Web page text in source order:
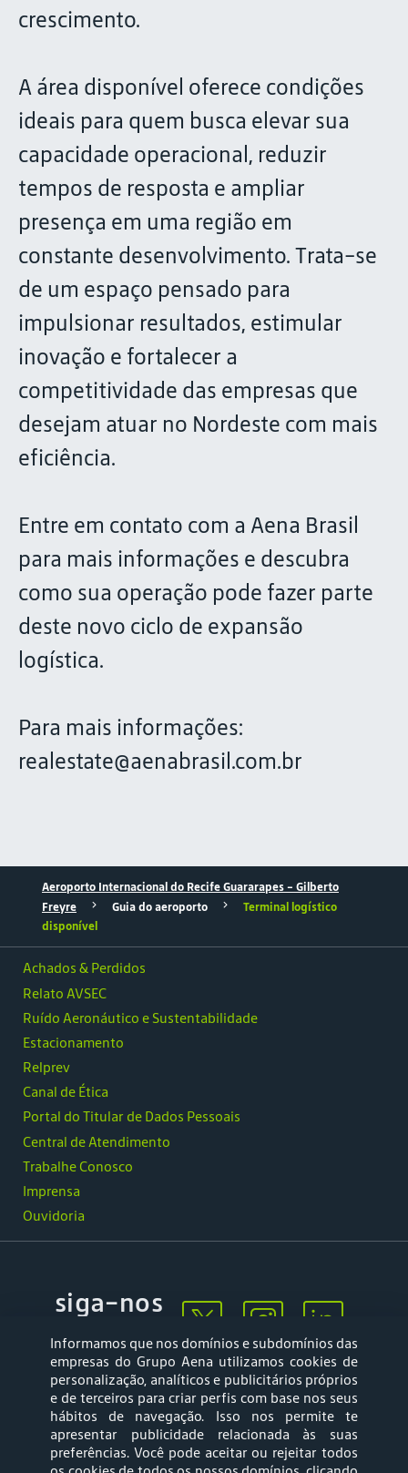
crescimento.
A área disponível oferece condições
ideais para quem busca elevar sua
capacidade operacional, reduzir
tempos de resposta e ampliar
presença em uma região em
constante desenvolvimento. Trata-se
de um espaço pensado para
impulsionar resultados, estimular
inovação e fortalecer a
competitividade das empresas que
desejam atuar no Nordeste com mais
eficiência.
Entre em contato com a Aena Brasil
para mais informações e descubra
como sua operação pode fazer parte
deste novo ciclo de expansão
logística.
Para mais informações:
realestate@aenabrasil.com.br
Aeroporto Internacional do Recife Guararapes - Gilberto
Freyre
Guia do aeroporto
Terminal logístico
disponível
Ouvidoria
Achados & Perdidos
Relato AVSEC
Ruído Aeronáutico e Sustentabilidade
Estacionamento
Relprev
Canal de Ética
Portal do Titular de Dados Pessoais
Central de Atendimento
Trabalhe Conosco
Imprensa
siga-nos
Mapa web
Política de
Informamos que nos domínios e subdomínios das
empresas do Grupo Aena utilizamos cookies de
personalização, analíticos e publicitários próprios
e de terceiros para criar perfis com base nos seus
hábitos de navegação. Isso nos permite te
apresentar publicidade relacionada às suas
preferências. Você pode aceitar ou rejeitar todos